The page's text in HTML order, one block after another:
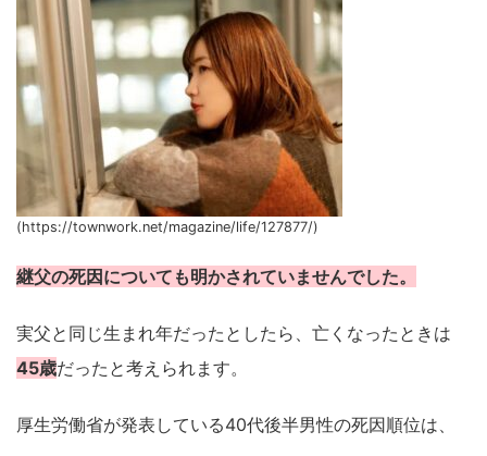
(https://townwork.net/magazine/life/127877/)
継父の死因についても明かされていませんでした。
実父と同じ生まれ年だったとしたら、亡くなったときは
45歳だったと考えられます。
厚生労働省が発表している40代後半男性の死因順位は、